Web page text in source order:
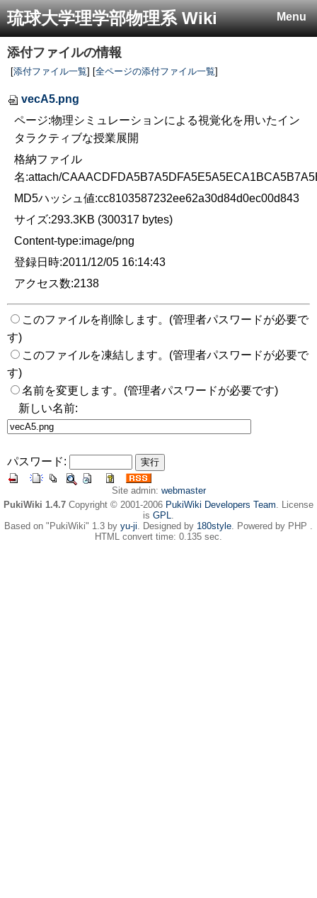
Menu
琉球大学理学部物理系 Wiki
添付ファイルの情報
[添付ファイル一覧] [全ページの添付ファイル一覧]
vecA5.png
ページ:物理シミュレーションによる視覚化を用いたイン
タラクティブな授業展開
格納ファイル
名:attach/
MD5ハッシュ値:cc8103587232ee62a30d84d0ec00d843
サイズ:293.3KB (300317 bytes)
Content-type:image/png
登録日時:2011/12/05 16:14:43
アクセス数:2138
このファイルを削除します。(管理者パスワードが必要で
す)
このファイルを凍結します。(管理者パスワードが必要で
す)
名前を変更します。(管理者パスワードが必要です)
新しい名前:
パスワード:
Site admin: webmaster
PukiWiki 1.4.7 Copyright © 2001-2006 PukiWiki Developers Team. License
is GPL.
Based on "PukiWiki" 1.3 by yu-ji. Designed by 180style. Powered by PHP .
HTML convert time: 0.135 sec.